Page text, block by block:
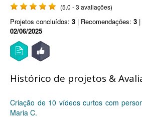
(5.0 - 3 avaliações)
Projetos concluídos: 3 | Recomendações: 3
02/06/2025
Histórico de projetos &
Criação de 10 vídeos curtos com
Maria C.